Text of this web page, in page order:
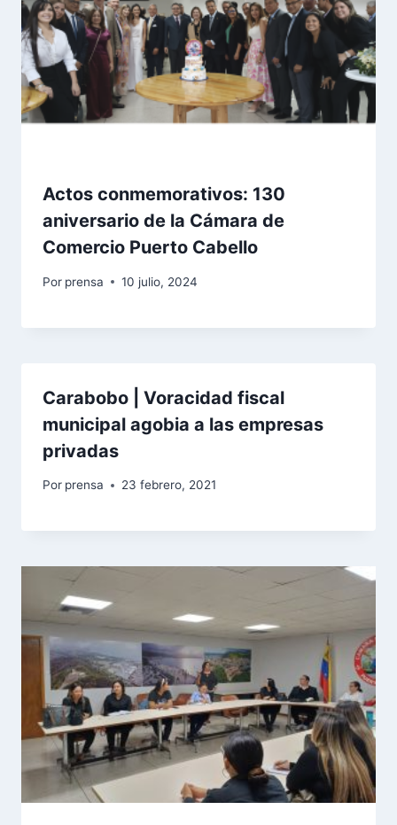
Actos conmemorativos: 130
aniversario de la Cámara de
Comercio Puerto Cabello
Por prensa 10 julio, 2024
Carabobo | Voracidad fiscal
municipal agobia a las empresas
privadas
Por prensa 23 febrero, 2021